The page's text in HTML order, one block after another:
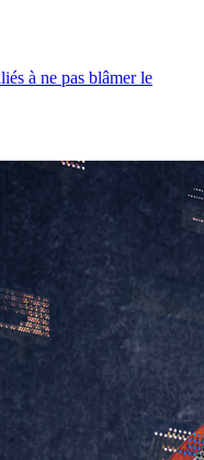
à ne pas blâmer le